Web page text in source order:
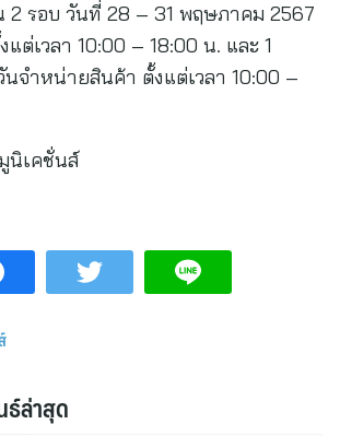
2 รอบ วันที่ 28 – 31 พฤษภาคม 2567
แต่เวลา 10:00 – 18:00 น. และ 1
จำหน่ายสินค้า ตั้งแต่เวลา 10:00 –
นิเคชั่นส์
ธ์ล่าสุด